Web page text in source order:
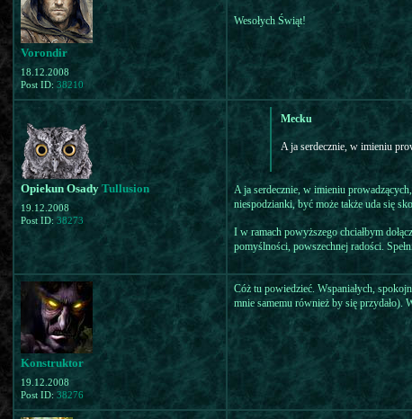
Vorondir
18.12.2008
Post ID: 38210
Wesołych Świąt!
Opiekun Osady Tullusion
19.12.2008
Post ID:38273
Mecku
A ja serdecznie, w imieniu
A ja serdecznie, w imieniu
niespodzianki, być może także uda się
I w ramach powyższego chciałbym
pomyślności, powszechnej radości.
Konstruktor
19.12.2008
Post ID: 38276
Cóż tu powiedzieć. Wspaniałych,
mnie samemu również by się przydało).